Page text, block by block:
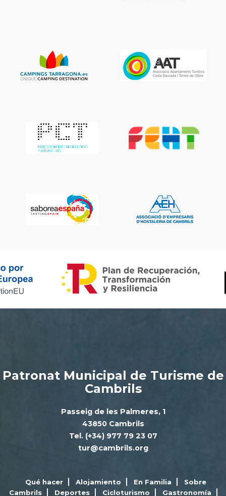
Patronat Municipal de Turisme de
Cambrils
Passeig de les Palmeres, 1
43850 Cambrils
Tel. (+34) 977 79 23 07
tur@cambrils.org
Qué hacer Alojamiento En Familia
Sobre
Cambrils
Deportes Cicloturismo Gastronomía